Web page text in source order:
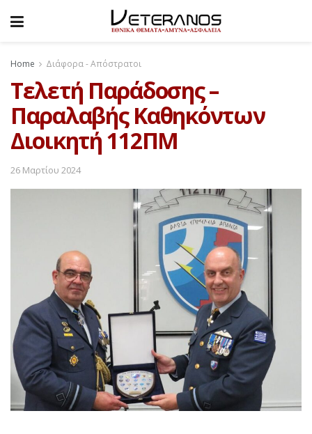
Home Διάφορα - Απόστρατοι
Τελετή Παράδοσης –
Παραλαβής Καθηκόντων
Διοικητή 112ΠΜ
26 Μαρτίου 2024